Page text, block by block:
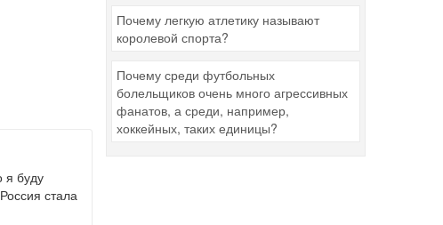
я буду
стала
Почему легкую атлетику называют
королевой спорта?
Почему среди футбольных
болельщиков очень много агрессивных
фанатов, а среди, например,
хоккейных, таких единицы?